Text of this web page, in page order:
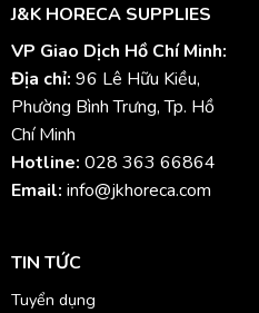
J&K HORECA SUPPLIES
VP Giao Dịch Hồ Chí Minh:
Địa chỉ: 96 Lê Hữu Kiều,
Phường Bình Trưng, Tp. Hồ
Chí Minh
Hotline: 028 363 66864
Email: info@jkhoreca.com
TIN TỨC
Tuyển dụng